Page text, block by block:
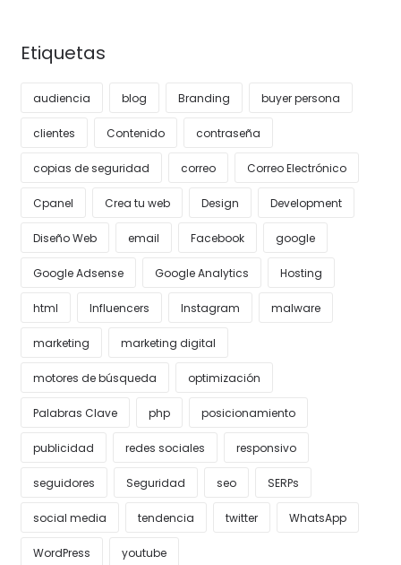
Etiquetas
audiencia blog Branding buyer persona
clientes Contenido contraseña
copias de seguridad correo Correo Electrónico
Cpanel Crea tu web Design Development
Diseño Web email Facebook google
Google Adsense Google Analytics Hosting
html Influencers Instagram malware
marketing marketing digital
motores de búsqueda optimización
Palabras Clave php posicionamiento
publicidad redes sociales responsivo
seguidores Seguridad seo SERPs
social media tendencia twitter WhatsApp
WordPress youtube